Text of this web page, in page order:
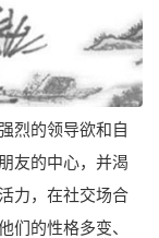
烈的领导欲和自
友的中心，并渴
力，在社交场合
们的性格多变、